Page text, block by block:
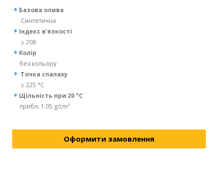
Базова олива
Синтетична
Індекс в’язкості
≥ 208
Колір
без кольору
Точка спалаху
≥ 225 °C
Щільність при 20 °C
прибл. 1.05 g/cm³
Оформити замовлення